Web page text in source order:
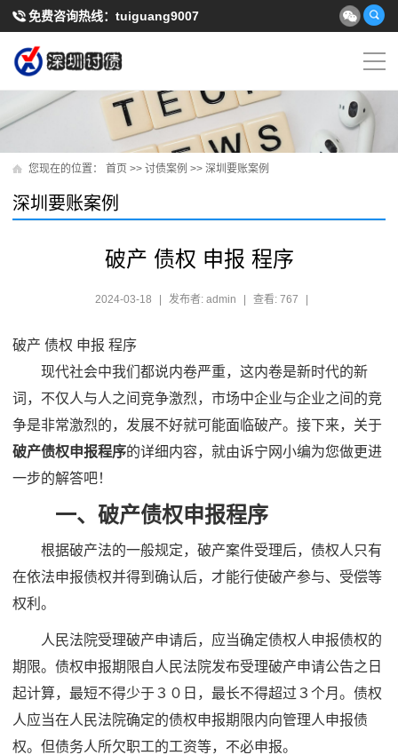
免费咨询热线： tuiguang9007
您现在的位置： 首页 >> 讨债案例 >> 深圳要账案例
深圳要账案例
破产 债权 申报 程序
2024-03-18 发布者: admin 查看: 767
破产 债权 申报 程序
现代社会中我们都说内卷严重，这内卷是新时代的新
词，不仅人与人之间竞争激烈，市场中企业与企业之间的竞
争是非常激烈的，发展不好就可能面临破产。接下来，关于
破产债权申报程序的详细内容，就由诉宁网小编为您做更进
一步的解答吧！
一、破产债权申报程序
根据破产法的一般规定，破产案件受理后，债权人只有
在依法申报债权并得到确认后，才能行使破产参与、受偿等
权利。
人民法院受理破产申请后，应当确定债权人申报债权的
期限。债权申报期限自人民法院发布受理破产申请公告之日
起计算，最短不得少于３０日，最长不得超过３个月。债权
人应当在人民法院确定的债权申报期限内向管理人申报债
权。但债务人所欠职工的工资等，不必申报。